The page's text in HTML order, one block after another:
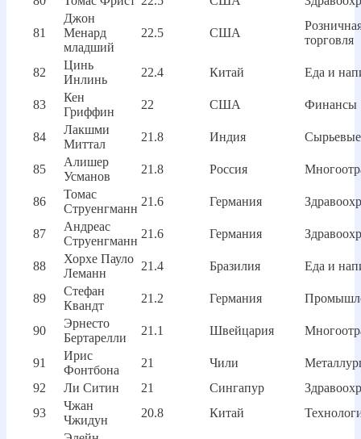
81
Джон
Менард
младший
22.5 США
торговля
82
Цинь
Инлинь
22.4 Китай Еда и
83
Кен
Гриффин
22 США Финансы
84
Лакшми
Миттал
21.8 Индия
85
Алишер
Усманов
21.8 Россия
86
Томас
Струенгманн
21.6 Германия
87
Андреас
Струенгманн
21.6 Германия
88
Хорхе Пауло
Леманн
21.4 Бразилия Еда и
89
Стефан
Квандт
21.2 Германия
90
Эрнесто
Бертарелли
21.1 Швейцария
91
Ирис
Фонтбона
21 Чили
92
Ли Ситин 21 Сингапур
93
Чжан
Чжидун
20.8 Китай